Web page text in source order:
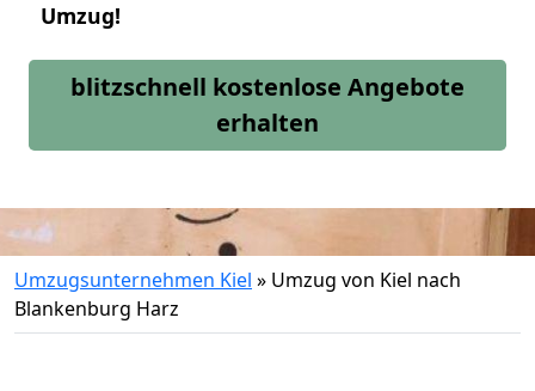
Umzug!
blitzschnell kostenlose Angebote
erhalten
Umzugsunternehmen Kiel » Umzug von Kiel nach
Blankenburg Harz